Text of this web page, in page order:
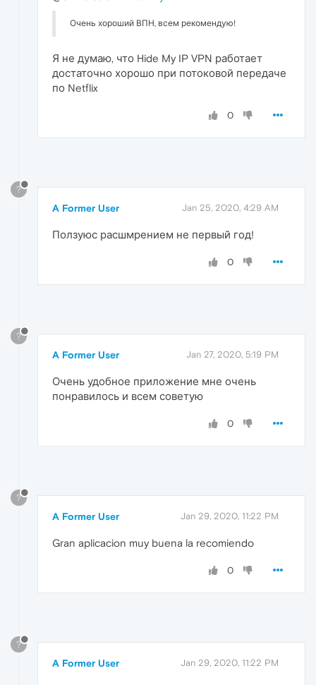
Очень хороший ВПН, всем рекомендую!
Я не думаю, что Hide My IP VPN работает
достаточно хорошо при потоковой передаче
по Netflix
0
?
A Former User Jan 25, 2020, 4:29 AM
Ползуюс расшмрением не первый год!
0
?
A Former User Jan 27, 2020, 5:19 PM
Очень удобное приложение мне очень
понравилось и всем советую
0
?
A Former User Jan 29, 2020, 11:22 PM
Gran aplicacion muy buena la recomiendo
0
?
A Former User Jan 29, 2020, 11:22 PM